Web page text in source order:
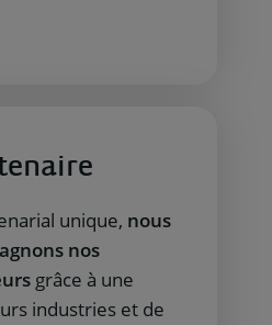
unique, nous
nos
grâce à une
industries et de